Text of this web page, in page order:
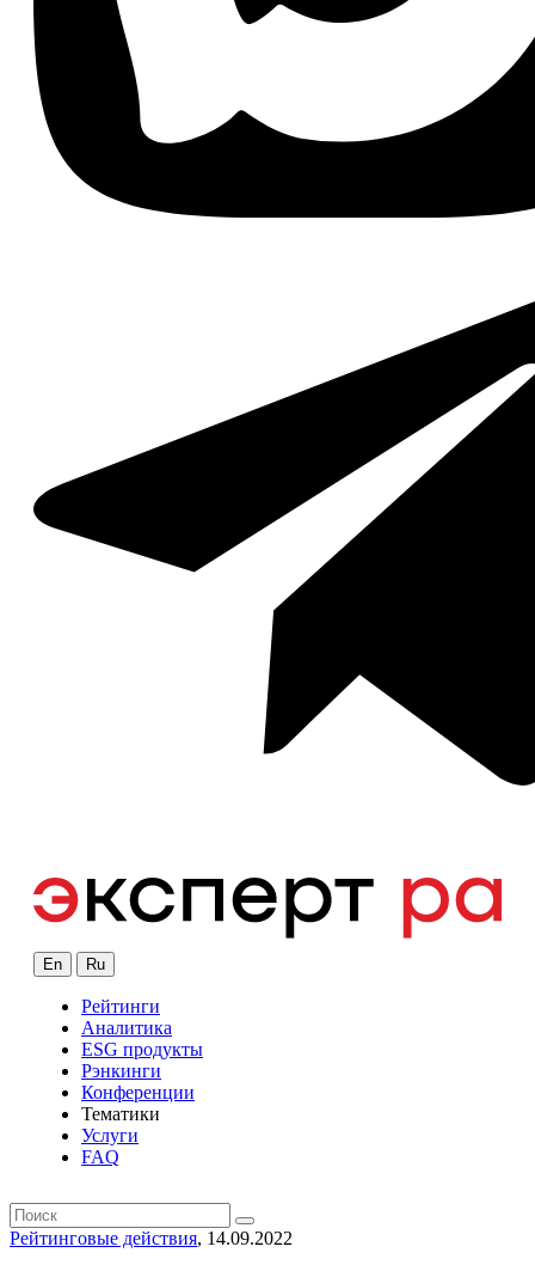
En Ru
Рейтинги
Аналитика
ESG продукты
Рэнкинги
Конференции
Тематики
Услуги
FAQ
Рейтинговые действия, 14.09.2022